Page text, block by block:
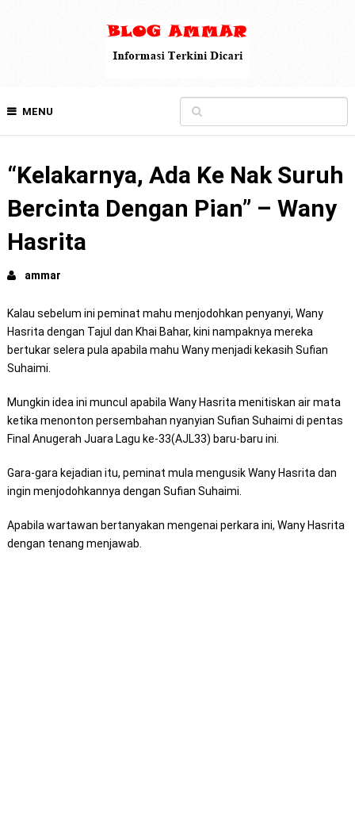
MENU
“Kelakarnya, Ada Ke Nak Suruh
Bercinta Dengan Pian” – Wany
Hasrita
ammar
Kalau sebelum ini peminat mahu menjodohkan penyanyi, Wany
Hasrita dengan Tajul dan Khai Bahar, kini nampaknya mereka
bertukar selera pula apabila mahu Wany menjadi kekasih Sufian
Suhaimi.
Mungkin idea ini muncul apabila Wany Hasrita menitiskan air mata
ketika menonton persembahan nyanyian Sufian Suhaimi di pentas
Final Anugerah Juara Lagu ke-33(AJL33) baru-baru ini.
Gara-gara kejadian itu, peminat mula mengusik Wany Hasrita dan
ingin menjodohkannya dengan Sufian Suhaimi.
Apabila wartawan bertanyakan mengenai perkara ini, Wany Hasrita
dengan tenang menjawab.